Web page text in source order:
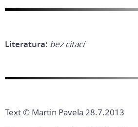
Literatura: bez citací
Text © Martin Pavela 28.7.2013